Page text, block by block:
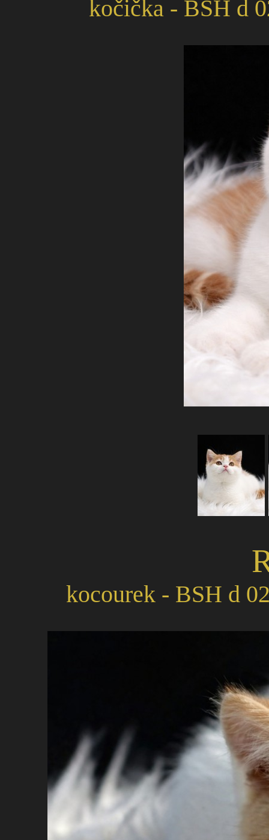
kočička - BSH d
kocourek - BSH d